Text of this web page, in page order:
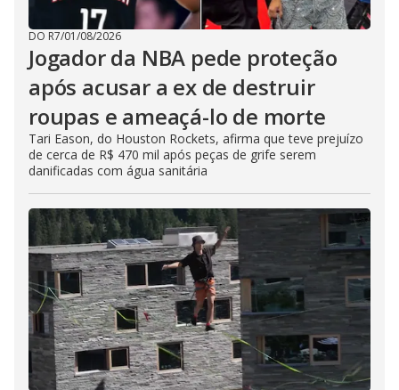
DO R7/01/08/2026
Jogador da NBA pede proteção
após acusar a ex de destruir
roupas e ameaçá-lo de morte
Tari Eason, do Houston Rockets, afirma que teve prejuízo
de cerca de R$ 470 mil após peças de grife serem
danificadas com água sanitária